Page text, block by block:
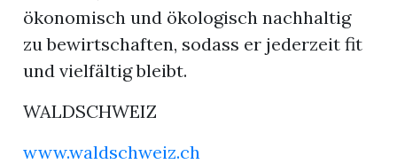
ökonomisch und ökologisch nachhaltig
zu bewirtschaften, sodass er jederzeit fit
und vielfältig bleibt.
WALDSCHWEIZ
www.waldschweiz.ch